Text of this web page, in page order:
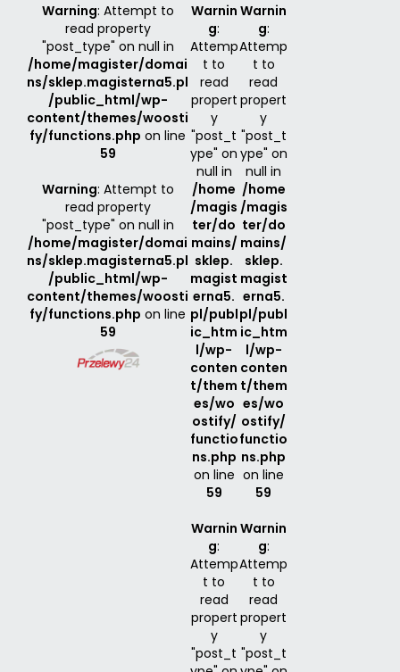
Warning: Attempt to
read property
"post_type" on null in
/home/magister/domai
ns/sklep.magisterna5.pl
/public_html/wp-
content/themes/woosti
fy/functions.php on line
59
Warning: Attempt to
read property
"post_type" on null in
/home/magister/domai
ns/sklep.magisterna5.pl
/public_html/wp-
content/themes/woosti
fy/functions.php on line
59
Warnin
g:
Attemp
t to
read
propert
y
"post_t
ype" on
null in
/home
/magis
ter/do
mains/
sklep.
magist
erna5.
pl/publ
ic_htm
l/wp-
conten
t/them
es/wo
ostify/
functio
ns.php
on line
59
Warnin
g:
Attemp
t to
read
propert
y
"post_t
Warnin
g:
Attemp
t to
read
propert
y
"post_t
ype" on
null in
/home
/magis
ter/do
mains/
sklep.
magist
erna5.
pl/publ
ic_htm
l/wp-
conten
t/them
es/wo
ostify/
functio
ns.php
on line
59
Warnin
g:
Attemp
t to
read
propert
y
"post_t